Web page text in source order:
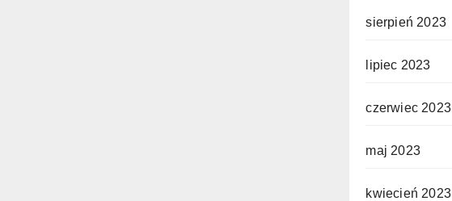
sierpień 2023
lipiec 2023
czerwiec 2023
maj 2023
kwiecień 2023